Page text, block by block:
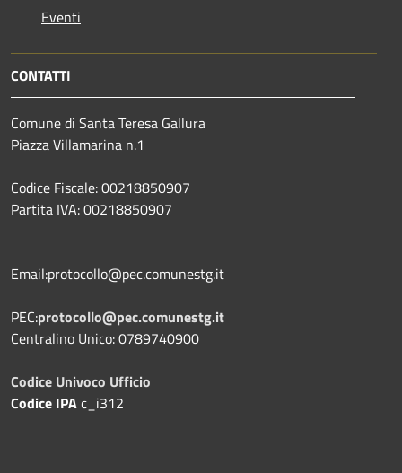
Eventi
CONTATTI
Comune di Santa Teresa Gallura
Piazza Villamarina n.1
Codice Fiscale: 00218850907
Partita IVA: 00218850907
Email:protocollo@pec.comunestg.it
PEC:protocollo@pec.comunestg.it
Centralino Unico: 0789740900
Codice Univoco Ufficio
Codice IPAc_i312